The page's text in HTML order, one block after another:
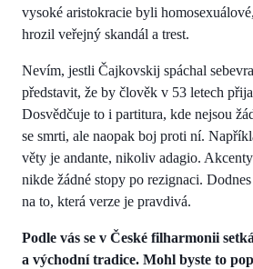
vysoké aristokracie byli
hrozil veřejný skandál a trest.
Nevím, jestli Čajkovskij spáchal
představit, že by člověk v 53 letech
Dosvědčuje to i partitura, kde nejsou
se smrti, ale naopak boj proti ní.
věty je andante, nikoliv adagio.
nikde žádné stopy po rezignaci.
na to, která verze je pravdivá.
Podle vás se v České filharmonii
a východní tradice. Mohl byste to